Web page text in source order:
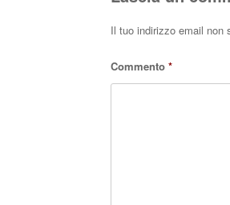
Il tuo indirizzo email non
Commento *